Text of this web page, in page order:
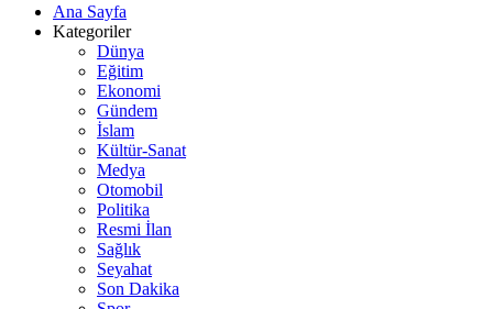
Ana Sayfa
Kategoriler
Dünya
Eğitim
Ekonomi
Gündem
İslam
Kültür-Sanat
Medya
Otomobil
Politika
Resmi İlan
Sağlık
Seyahat
Son Dakika